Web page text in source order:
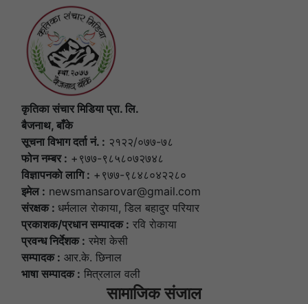
कृतिका संचार मिडिया प्रा. लि.
बैजनाथ, बाँके
सूचना विभाग दर्ता नं. : २१२२/०७७-७८
फोन नम्बर : +९७७-९८५८०७२७४८
विज्ञापनकाे लागि : +९७७-९८४८०४२२८०
इमेल : newsmansarovar@gmail.com
संरक्षक : धर्मलाल राेकाया, डिल बहादुर परियार
प्रकाशक/प्रधान सम्पादक : रवि राेकाया
प्रवन्ध निर्देशक : रमेश केसी
सम्पादक : आर.के. छिनाल
भाषा सम्पादक : मित्रलाल वली
सामाजिक संजाल